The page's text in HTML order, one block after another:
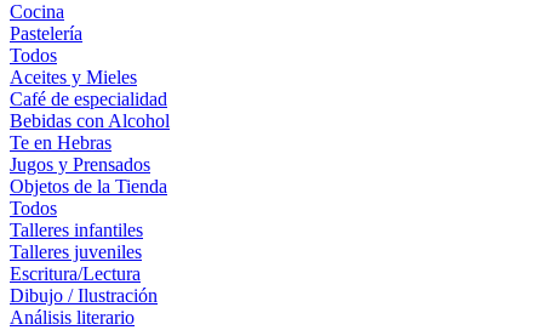
Cocina
Pastelería
Todos
Aceites y Mieles
Café de especialidad
Bebidas con Alcohol
Te en Hebras
Jugos y Prensados
Objetos de la Tienda
Todos
Talleres infantiles
Talleres juveniles
Escritura/Lectura
Dibujo / Ilustración
Análisis literario